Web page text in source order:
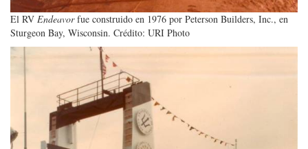
El RV Endeavorfue construido en 1976 por Peterson Builders, Inc., en
Sturgeon Bay, Wisconsin. Crédito: URI Photo